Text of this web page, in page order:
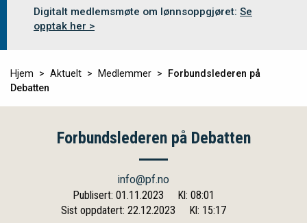
Digitalt medlemsmøte om lønnsoppgjøret: Se
opptak her >
Hjem Aktuelt Medlemmer
Forbundslederen på
Debatten
Forbundslederen på Debatten
info@pf.no
Publisert: 01.11.2023
Kl: 08:01
Sist oppdatert: 22.12.2023
Kl: 15:17